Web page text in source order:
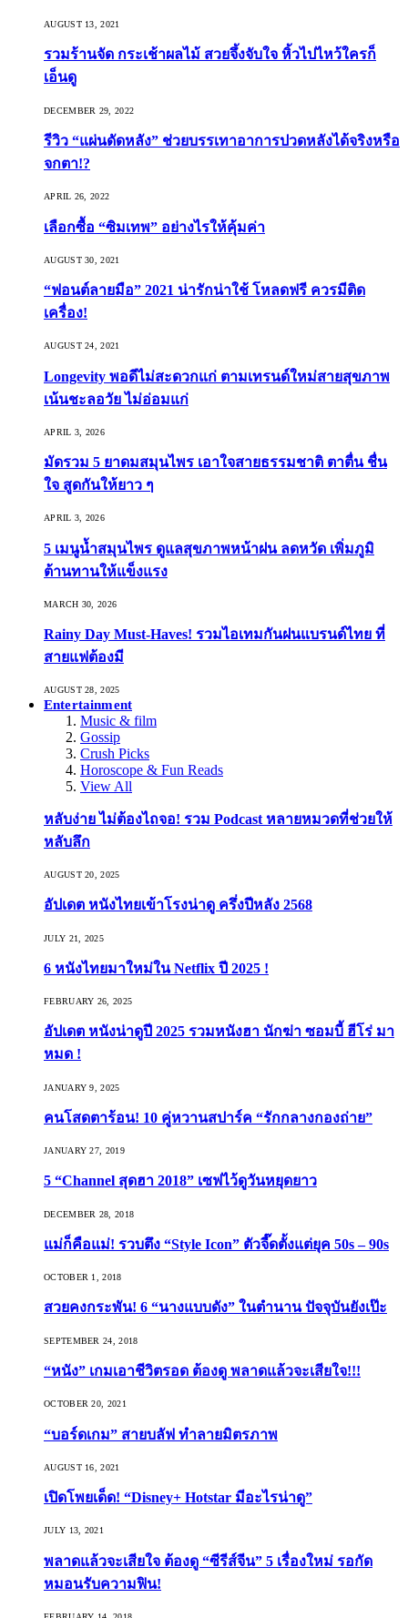
AUGUST 13, 2021
รวมร้านจัด กระเช้าผลไม้ สวยจึ้งจับใจ หิ้วไปไหว้ใครก็
เอ็นดู
DECEMBER 29, 2022
รีวิว “แผ่นดัดหลัง” ช่วยบรรเทาอาการปวดหลังได้จริงหรือ
จกตา!?
APRIL 26, 2022
เลือกซื้อ “ซิมเทพ” อย่างไรให้คุ้มค่า
AUGUST 30, 2021
“ฟอนต์ลายมือ” 2021 น่ารักน่าใช้ โหลดฟรี ควรมีติด
เครื่อง!
AUGUST 24, 2021
Longevity พอดีไม่สะดวกแก่ ตามเทรนด์ใหม่สายสุขภาพ
เน้นชะลอวัย ไม่อ่อมแก่
APRIL 3, 2026
มัดรวม 5 ยาดมสมุนไพร เอาใจสายธรรมชาติ ตาตื่น ชื่น
ใจ สูดกันให้ยาว ๆ
APRIL 3, 2026
5 เมนูน้ำสมุนไพร ดูแลสุขภาพหน้าฝน ลดหวัด เพิ่มภูมิ
ต้านทานให้แข็งแรง
MARCH 30, 2026
Rainy Day Must-Haves! รวมไอเทมกันฝนแบรนด์ไทย ที่
สายแฟต้องมี
AUGUST 28, 2025
Entertainment
Music & film
Gossip
Crush Picks
Horoscope & Fun Reads
View All
หลับง่าย ไม่ต้องไถจอ! รวม Podcast หลายหมวดที่ช่วยให้
หลับลึก
AUGUST 20, 2025
อัปเดต หนังไทยเข้าโรงน่าดู ครึ่งปีหลัง 2568
JULY 21, 2025
6 หนังไทยมาใหม่ใน Netflix ปี 2025 !
FEBRUARY 26, 2025
อัปเดต หนังน่าดูปี 2025 รวมหนังฮา นักฆ่า ซอมบี้ ฮีโร่ มา
หมด !
JANUARY 9, 2025
คนโสดตาร้อน! 10 คู่หวานสปาร์ค “รักกลางกองถ่าย”
JANUARY 27, 2019
5 “Channel สุดฮา 2018” เซฟไว้ดูวันหยุดยาว
DECEMBER 28, 2018
แม่ก็คือแม่! รวบตึง “Style Icon” ตัวจี๊ดตั้งแต่ยุค 50s – 90s
OCTOBER 1, 2018
สวยคงกระพัน! 6 “นางแบบดัง” ในตำนาน ปัจจุบันยังเป๊ะ
SEPTEMBER 24, 2018
“หนัง” เกมเอาชีวิตรอด ต้องดู พลาดแล้วจะเสียใจ!!!
OCTOBER 20, 2021
“บอร์ดเกม” สายบลัฟ ทำลายมิตรภาพ
AUGUST 16, 2021
เปิดโพยเด็ด! “Disney+ Hotstar มีอะไรน่าดู”
JULY 13, 2021
พลาดแล้วจะเสียใจ ต้องดู “ซีรีส์จีน” 5 เรื่องใหม่ รอกัด
หมอนรับความฟิน!